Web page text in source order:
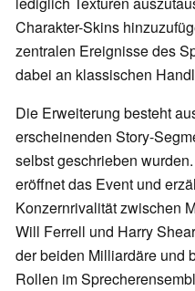
Charakter-Skins
zentralen Ereignisse des
dabei an klassischen
Die Erweiterung besteht
erscheinenden Story-
selbst geschrieben
eröffnet das Event und
Konzernrivalität zwischen
Will Ferrell und Harry
der beiden Milliardäre und
Rollen im